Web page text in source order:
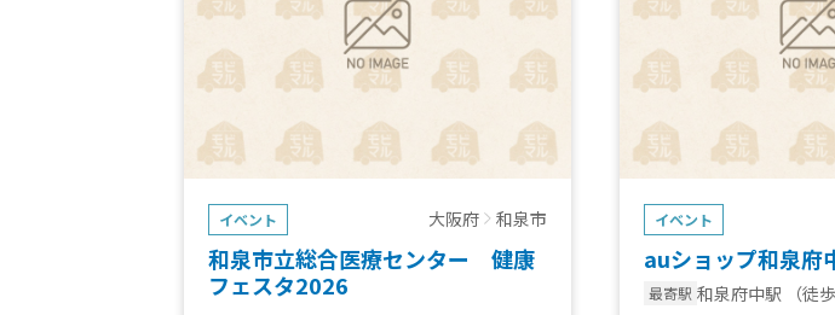
イベント 大阪府 和泉市
和泉市立総合医療センター 健康
フェスタ2026
イベント
auショップ和泉府
最寄駅 和泉府中駅 （徒